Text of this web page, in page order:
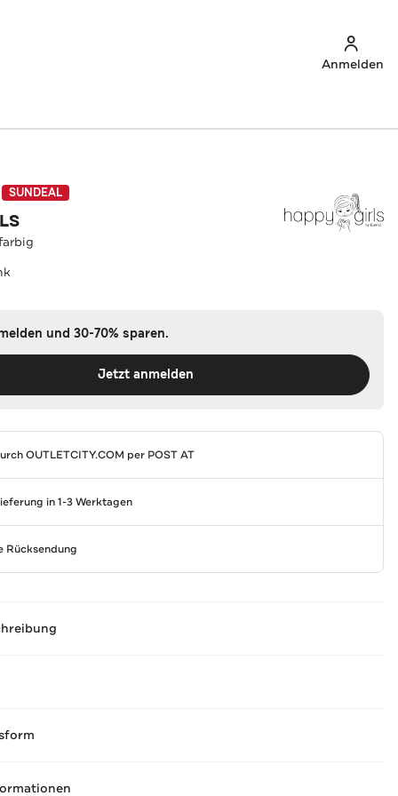
Anmelden
SUNDEAL
und 30-70% sparen.
Jetzt anmelden
OUTLETCITY.COM per POST AT
in 1-3 Werktagen
Rücksendung